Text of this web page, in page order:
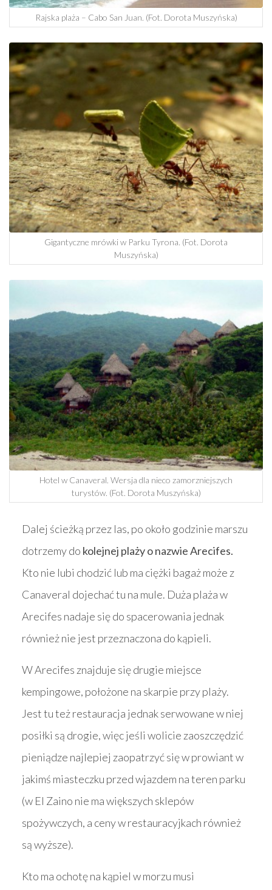
Rajska plaża – Cabo San Juan. (Fot. Dorota Muszyńska)
Gigantyczne mrówki w Parku Tyrona. (Fot. Dorota
Muszyńska)
Hotel w Canaveral. Wersja dla nieco zamorzniejszych
turystów. (Fot. Dorota Muszyńska)
Dalej ścieżką przez las, po około godzinie marszu
dotrzemy do kolejnej plaży o nazwie Arecifes.
Kto nie lubi chodzić lub ma ciężki bagaż może z
Canaveral dojechać tu na mule. Duża plaża w
Arecifes nadaje się do spacerowania jednak
również nie jest przeznaczona do kąpieli.
W Arecifes znajduje się drugie miejsce
kempingowe, położone na skarpie przy plaży.
Jest tu też restauracja jednak serwowane w niej
posiłki są drogie, więc jeśli wolicie zaoszczędzić
pieniądze najlepiej zaopatrzyć się w prowiant w
jakimś miasteczku przed wjazdem na teren parku
(w El Zaino nie ma większych sklepów
spożywczych, a ceny w restauracyjkach również
są wyższe).
Kto ma ochotę na kąpiel w morzu musi